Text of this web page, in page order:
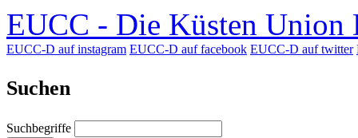
EUCC - Die Küsten Union
EUCC-D auf instagram EUCC-D auf facebook EUCC-D auf twitter
Suchen
Suchbegriffe